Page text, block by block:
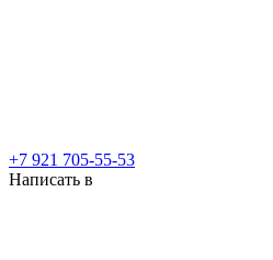
+7 921 705-55-53
Написать в